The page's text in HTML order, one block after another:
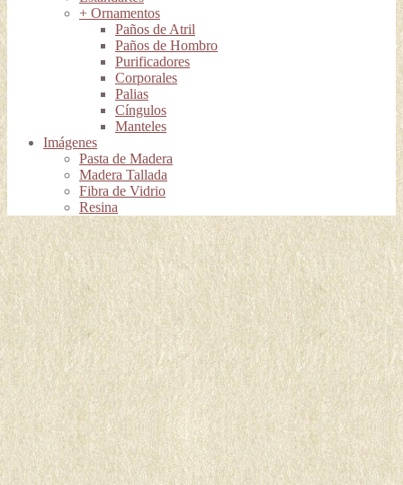
+ Ornamentos
Paños de Atril
Paños de Hombro
Purificadores
Corporales
Palias
Cíngulos
Manteles
Imágenes
Pasta de Madera
Madera Tallada
Fibra de Vidrio
Resina